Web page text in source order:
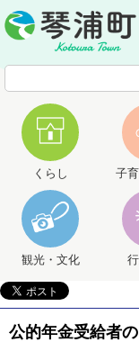
くらし 子
観光・文化
公的年金受給者